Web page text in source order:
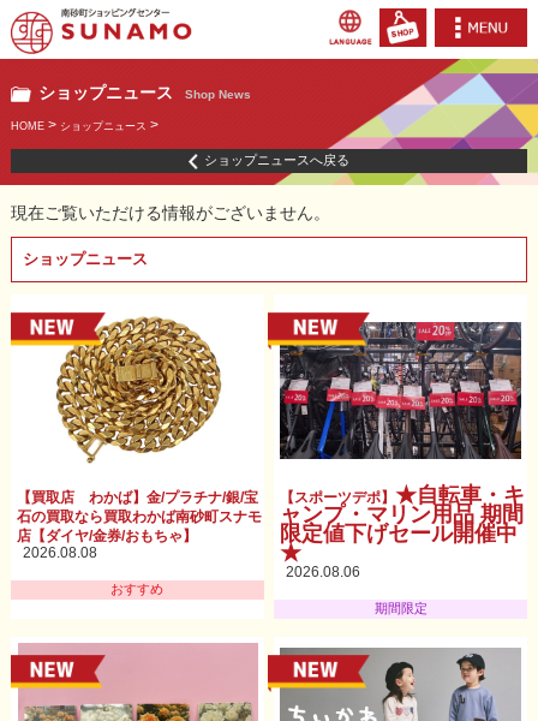
ショップニュース Shop News
HOME> ショップニュース >
ショップニュースへ戻る
現在ご覧いただける情報がございません。
ショップニュース
【買取店 わかば】金/プラチナ/銀/宝
石の買取なら買取わかば南砂町スナモ
店【ダイヤ/金券/おもちゃ】
2026.08.08
おすすめ
【スポーツデポ】★自転車・キ
ャンプ・マリン用品 期間
限定値下げセール開催中
★
2026.08.06
期間限定